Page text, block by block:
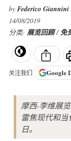
by Federico Giannini
14/08/2019
分类: 展览回顾/免
关注我们 Google
摩西-李维展
雷焦现代和当
日。